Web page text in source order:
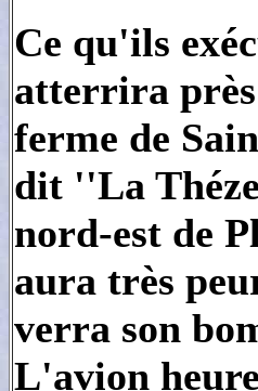
Ce qu'ils
atterrira
ferme de
dit ''La
nord-est de
aura très
verra son
L'avion